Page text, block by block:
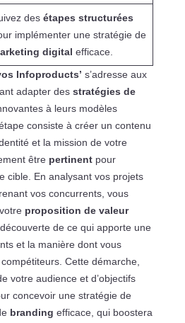
des étapes structurées
implémenter une stratégie de
digital efficace.
Infoproducts’ s’adresse aux
adapter des stratégies de
à leurs modèles
consiste à créer un contenu
et la mission de votre
être pertinentpour
cible. En analysant vos projets
vos concurrents, vous
proposition de valeur
de ce qui apporte une
et la manière dont vous
Cette démarche,
votre audience et d’objectifs
concevoir une stratégie de
branding efficace, qui boostera